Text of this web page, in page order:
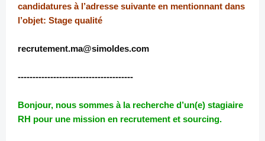
candidatures à l’adresse suivante en mentionnant dans
l’objet: Stage qualité
recrutement.ma@simoldes.com
---------------------------------------
Bonjour, nous sommes à la recherche d’un(e) stagiaire
RH pour une mission en recrutement et sourcing.